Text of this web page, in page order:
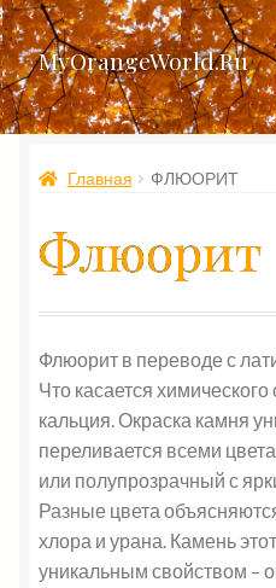
Перейти
к
навигации
Перейти
к
содержимому
MyOrangeWorld.Ru
Изделия
Личный кабинет
Доставка и оплата
Контакты
Главная ФЛЮОРИТ
Флюорит
Флюорит в переводе с
Что касается
кальция. Окраска камня
переливается всеми
или полупрозрачный с
Разные цвета
хлора и урана. Камень
уникальным свойством –